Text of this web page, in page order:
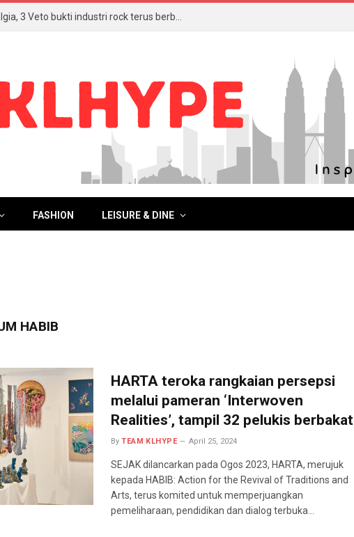
FASHION LEISURE & DINE
HABIB
HARTA teroka rangkaian persepsi
melalui pameran ‘Interwoven
Realities’, tampil 32 pelukis berbakat
By TEAM KLHYPE April 25, 2024
SEJAK dilancarkan pada Ogos 2023, HARTA, merujuk
kepada HABIB: Action for the Revival of Traditions and
Arts, terus komited untuk memperjuangkan
pemeliharaan, pendidikan dan dialog terbuka…